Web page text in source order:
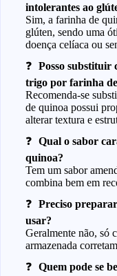
intolerantes ao
Sim, a farinha de
glúten, sendo uma
doença celíaca ou
Posso substituir
trigo por farinha
Recomenda-se
de quinoa possui
alterar textura e
Qual o sabor
quinoa?
Tem um sabor
combina bem em
Preciso
usar?
Geralmente não, só
armazenada
Quem pode se